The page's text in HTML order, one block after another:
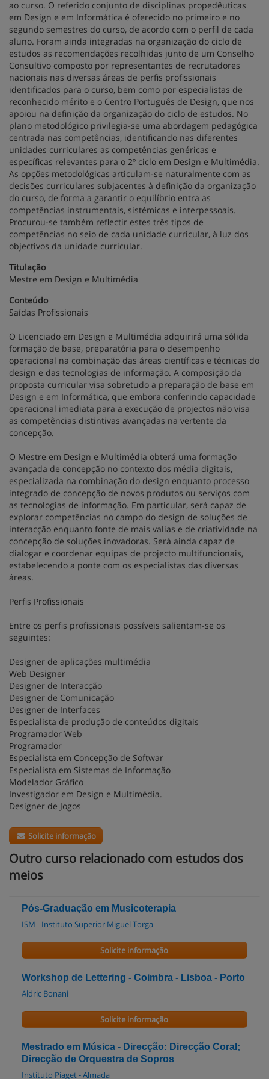
ao curso. O referido conjunto de disciplinas propedêuticas
em Design e em Informática é oferecido no primeiro e no
segundo semestres do curso, de acordo com o perfil de cada
aluno. Foram ainda integradas na organização do ciclo de
estudos as recomendações recolhidas junto de um Conselho
Consultivo composto por representantes de recrutadores
nacionais nas diversas áreas de perfis profissionais
identificados para o curso, bem como por especialistas de
reconhecido mérito e o Centro Português de Design, que nos
apoiou na definição da organização do ciclo de estudos. No
plano metodológico privilegia-se uma abordagem pedagógica
centrada nas competências, identificando nas diferentes
unidades curriculares as competências genéricas e
específicas relevantes para o 2º ciclo em Design e Multimédia.
As opções metodológicas articulam-se naturalmente com as
decisões curriculares subjacentes à definição da organização
do curso, de forma a garantir o equilíbrio entra as
competências instrumentais, sistémicas e interpessoais.
Procurou-se também reflectir estes três tipos de
competências no seio de cada unidade curricular, à luz dos
objectivos da unidade curricular.
Titulação
Mestre em Design e Multimédia
Conteúdo
Saídas Profissionais
O Licenciado em Design e Multimédia adquirirá uma sólida
formação de base, preparatória para o desempenho
operacional na combinação das áreas científicas e técnicas do
design e das tecnologias de informação. A composição da
proposta curricular visa sobretudo a preparação de base em
Design e em Informática, que embora conferindo capacidade
operacional imediata para a execução de projectos não visa
as competências distintivas avançadas na vertente da
concepção.
O Mestre em Design e Multimédia obterá uma formação
avançada de concepção no contexto dos média digitais,
especializada na combinação do design enquanto processo
integrado de concepção de novos produtos ou serviços com
as tecnologias de informação. Em particular, será capaz de
explorar competências no campo do design de soluções de
interacção enquanto fonte de mais valias e de criatividade na
concepção de soluções inovadoras. Será ainda capaz de
dialogar e coordenar equipas de projecto multifuncionais,
estabelecendo a ponte com os especialistas das diversas
áreas.
Perfis Profissionais
Entre os perfis profissionais possíveis salientam-se os
seguintes:
Designer de aplicações multimédia
Web Designer
Designer de Interacção
Designer de Comunicação
Designer de Interfaces
Especialista de produção de conteúdos digitais
Programador Web
Programador
Especialista em Concepção de Softwar
Especialista em Sistemas de Informação
Modelador Gráfico
Investigador em Design e Multimédia.
Designer de Jogos
Solicite informação
Outro curso relacionado com estudos dos
meios
Pós-Graduação em Musicoterapia
ISM - Instituto Superior Miguel Torga
Solicite informação
Workshop de Lettering - Coimbra - Lisboa - Porto
Aldric Bonani
Solicite informação
Mestrado em Música - Direcção: Direcção Coral;
Direcção de Orquestra de Sopros
Instituto Piaget - Almada